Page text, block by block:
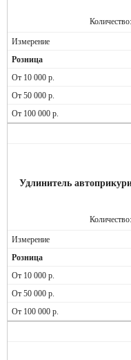
Количество:
Удлинитель
Количество: